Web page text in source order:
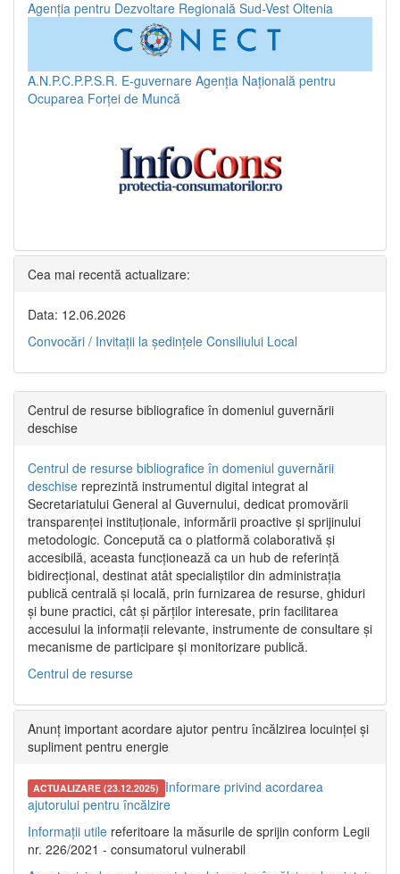
Agenția pentru Dezvoltare Regională Sud-Vest Oltenia
A.N.P.C.P.P.S.R. E-guvernare Agenția Națională pentru
Ocuparea Forței de Muncă
Cea mai recentă actualizare:
Data: 12.06.2026
Convocări / Invitaţii la şedinţele Consiliului Local
Centrul de resurse bibliografice în domeniul guvernării
deschise
Centrul de resurse bibliografice în domeniul guvernării
deschise reprezintă instrumentul digital integrat al
Secretariatului General al Guvernului, dedicat promovării
transparenței instituționale, informării proactive și sprijinului
metodologic. Concepută ca o platformă colaborativă și
accesibilă, aceasta funcționează ca un hub de referință
bidirecțional, destinat atât specialiștilor din administrația
publică centrală și locală, prin furnizarea de resurse, ghiduri
și bune practici, cât și părților interesate, prin facilitarea
accesului la informații relevante, instrumente de consultare și
mecanisme de participare și monitorizare publică.
Centrul de resurse
Anunț important acordare ajutor pentru încălzirea locuinței și
supliment pentru energie
ACTUALIZARE (23.12.2025) Informare privind acordarea
ajutorului pentru încălzire
Informații utile referitoare la măsurile de sprijin conform Legii
nr. 226/2021 - consumatorul vulnerabil